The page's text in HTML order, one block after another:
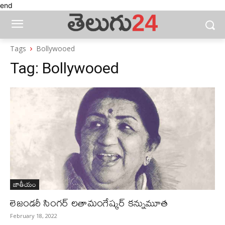
end
Tags Bollywooed
Tag: Bollywooed
జాతీయం
లెజండరీ సింగర్‌ లతామంగేష్కర్‌ కన్నుమూత
February 18, 2022